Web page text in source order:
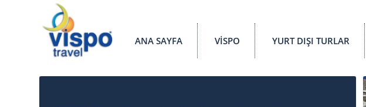
ANA SAYFA VİSPO YURT DIŞI TURLAR